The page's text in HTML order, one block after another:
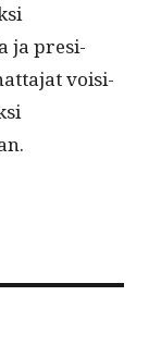
ja pres­i­
voisi­